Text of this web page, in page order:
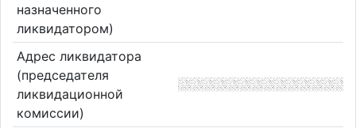
назначенного
ликвидатором)
Адрес ликвидатора
(председателя
ликвидационной
комиссии)